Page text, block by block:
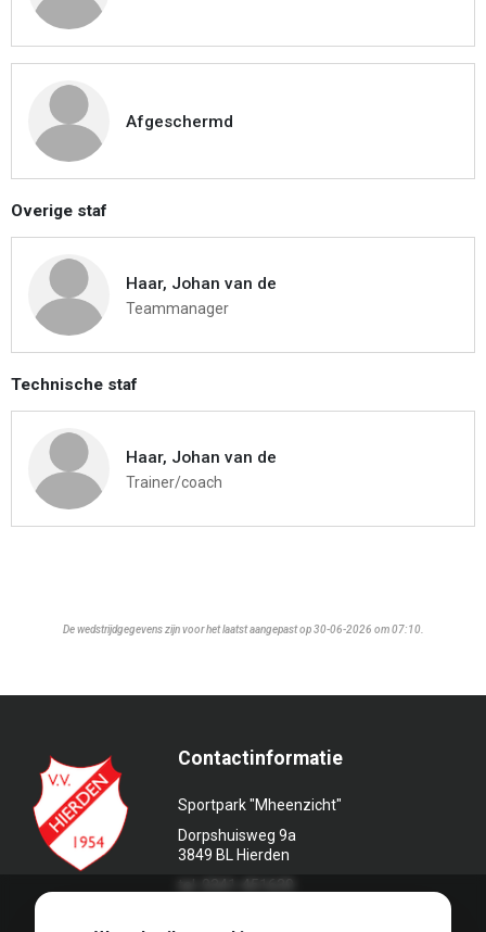
Afgeschermd
Overige staf
Haar, Johan van de
Teammanager
Technische staf
Haar, Johan van de
Trainer/coach
De wedstrijdgegevens zijn voor het laatst aangepast op 30-06-2026 om 07:10.
Contactinformatie
Sportpark "Mheenzicht"
Dorpshuisweg 9a
3849 BL Hierden